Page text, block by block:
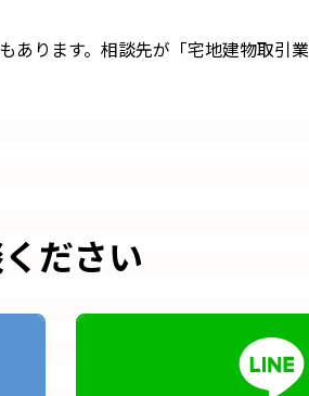
ります。相談先が「宅地建物取引
ださい